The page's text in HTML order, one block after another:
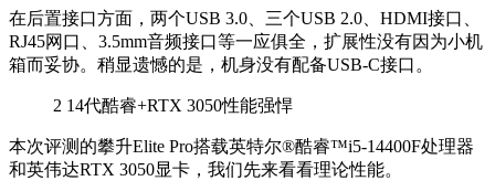
在后置接口方面，两个USB 3.0、三个USB 2.0、HDMI接口、
RJ45网口、3.5mm音频接口等一应俱全，扩展性没有因为小机
箱而妥协。稍显遗憾的是，机身没有配备USB-C接口。
2 14代酷睿+RTX 3050性能强悍
本次评测的攀升Elite Pro搭载英特尔®酷睿™i5-14400F处理器
和英伟达RTX 3050显卡，我们先来看看理论性能。